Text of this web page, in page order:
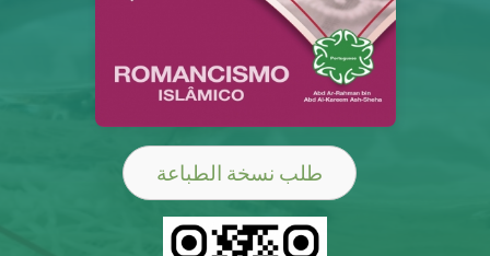
طلب نسخة الطباعة